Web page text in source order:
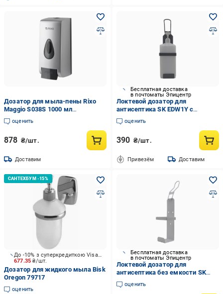
Дозатор для мыла-пены Rixo
Maggio S038S 1000 мл
Серебряный
оценить
878 ₴/шт.
Доставим
Бесплатная доставка
в почтоматы Эпицентр
Локтевой дозатор для
антисептика SK EDW1Y с
флаконом 1 л Серый
оценить
390 ₴/шт.
Привезём Доставим
677.35₴/шт.
До -10% з суперкредиткою Visa Вигода
Дозатор для жидкого мыла Bisk
Oregon 79717
оценить
Бесплатная доставка
в почтоматы Эпицентр
Локтевой дозатор для
антисептика без емкости SK
EDW1К RAL 9016 1 л Белый
оценить